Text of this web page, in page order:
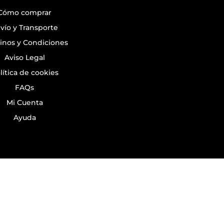
comprar
y Transporte
y Condiciones
Aviso Legal
de cookies
FAQs
Mi Cuenta
Ayuda